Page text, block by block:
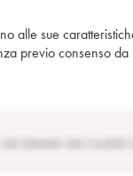
alle sue
previo consenso